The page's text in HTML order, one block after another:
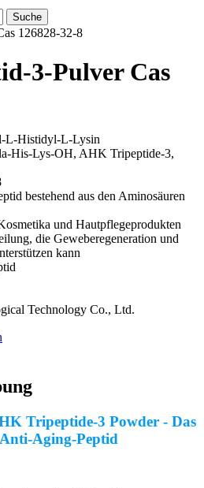
Suche
3-Pulver Cas
L-Histidyl-L-Lysin
His-Lys-OH, AHK Tripeptide-3,
bestehend aus den Aminosäuren
und Hautpflegeprodukten
die Geweberegeneration und
kann
Technology Co., Ltd.
Tripeptide-3 Powder - Das
Aging-Peptid